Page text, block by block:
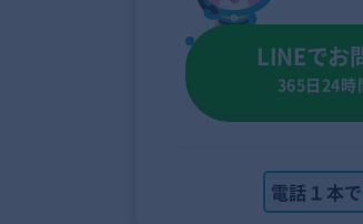
LINEでお
365日24時
電話１本で